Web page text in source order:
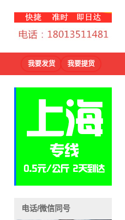
我要发货 我要提货
电话/微信同号